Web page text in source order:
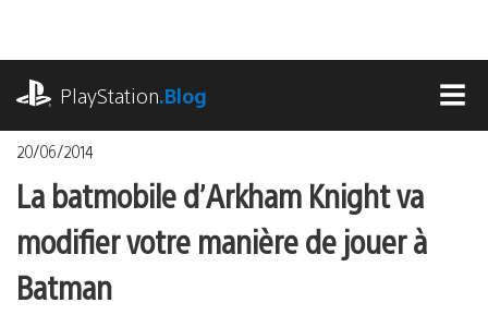
contenu
PlayStation.Blog
20/06/2014
La batmobile d’Arkham Knight va
modifier votre manière de jouer à
Batman